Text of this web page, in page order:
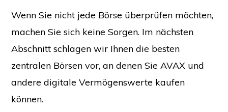
Wenn Sie nicht jede Börse überprüfen möchten,
machen Sie sich keine Sorgen. Im nächsten
Abschnitt schlagen wir Ihnen die besten
zentralen Börsen vor, an denen Sie AVAX und
andere digitale Vermögenswerte kaufen
können.